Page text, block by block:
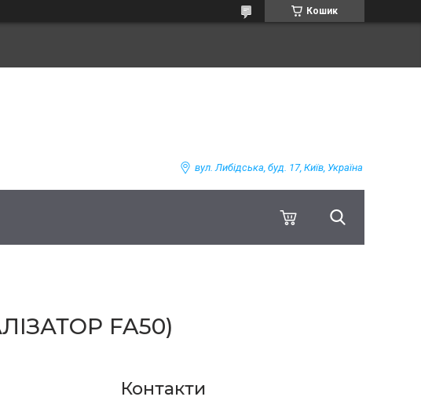
Кошик
вул. Либідська, буд. 17, Київ, Україна
FA50)
Контакти